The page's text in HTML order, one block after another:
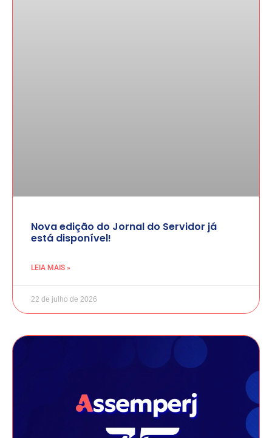
Nova edição do Jornal do Servidor já
está disponível!
LEIA MAIS »
22 de julho de 2026